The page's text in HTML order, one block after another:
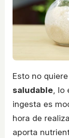
Esto no
saludable, lo
ingesta es
hora de
aporta